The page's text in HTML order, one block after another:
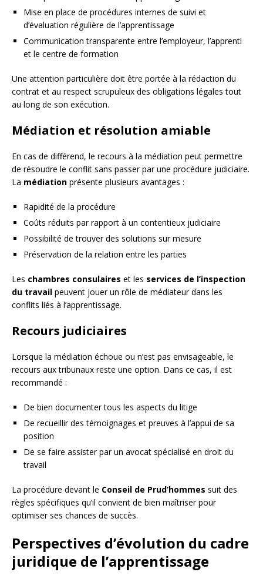
Mise en place de procédures internes de suivi et
d’évaluation régulière de l’apprentissage
Communication transparente entre l’employeur, l’apprenti
et le centre de formation
Une attention particulière doit être portée à la rédaction du
contrat et au respect scrupuleux des obligations légales tout
au long de son exécution.
Médiation et résolution amiable
En cas de différend, le recours à la médiation peut permettre
de résoudre le conflit sans passer par une procédure judiciaire.
La médiation présente plusieurs avantages :
Rapidité de la procédure
Coûts réduits par rapport à un contentieux judiciaire
Possibilité de trouver des solutions sur mesure
Préservation de la relation entre les parties
Les chambres consulaires et les services de l’inspection
du travail peuvent jouer un rôle de médiateur dans les
conflits liés à l’apprentissage.
Recours judiciaires
Lorsque la médiation échoue ou n’est pas envisageable, le
recours aux tribunaux reste une option. Dans ce cas, il est
recommandé :
De bien documenter tous les aspects du litige
De recueillir des témoignages et preuves à l’appui de sa
position
De se faire assister par un avocat spécialisé en droit du
travail
La procédure devant le Conseil de Prud’hommes suit des
règles spécifiques qu’il convient de bien maîtriser pour
optimiser ses chances de succès.
Perspectives d’évolution du cadre
juridique de l’apprentissage